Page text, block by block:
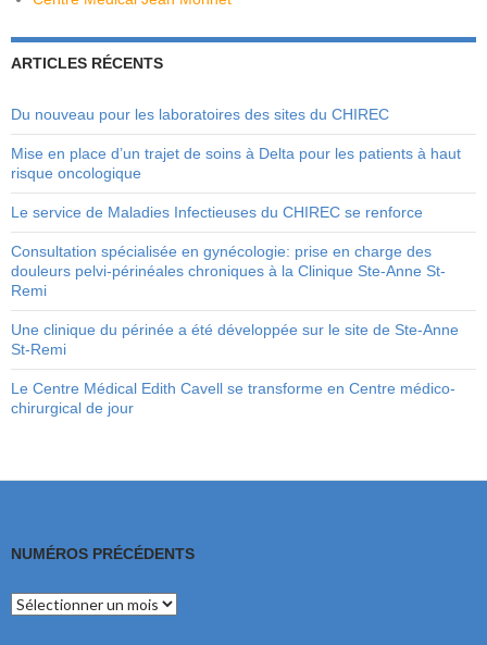
ARTICLES RÉCENTS
Du nouveau pour les laboratoires des sites du CHIREC
Mise en place d’un trajet de soins à Delta pour les patients à haut
risque oncologique
Le service de Maladies Infectieuses du CHIREC se renforce
Consultation spécialisée en gynécologie: prise en charge des
douleurs pelvi-périnéales chroniques à la Clinique Ste-Anne St-
Remi
Une clinique du périnée a été développée sur le site de Ste-Anne
St-Remi
Le Centre Médical Edith Cavell se transforme en Centre médico-
chirurgical de jour
NUMÉROS PRÉCÉDENTS
Numéros
précédents